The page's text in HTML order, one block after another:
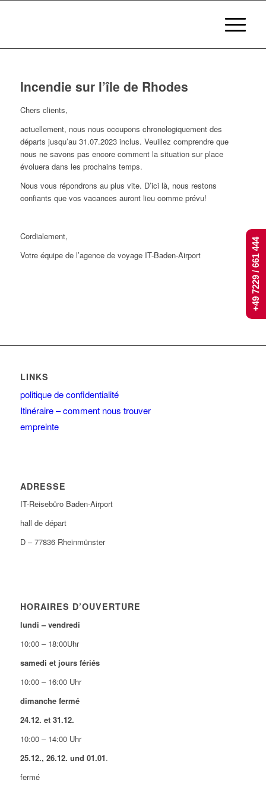
Incendie sur l’île de Rhodes
Chers clients,
actuellement, nous nous occupons chronologiquement des
départs jusqu’au 31.07.2023 inclus. Veuillez comprendre que
nous ne savons pas encore comment la situation sur place
évoluera dans les prochains temps.
Nous vous répondrons au plus vite. D’ici là, nous restons
confiants que vos vacances auront lieu comme prévu!
Cordialement,
Votre équipe de l’agence de voyage IT-Baden-Airport
LINKS
politique de confidentialité
Itinéraire – comment nous trouver
empreinte
ADRESSE
IT-Reisebüro Baden-Airport
hall de départ
D – 77836 Rheinmünster
HORAIRES D’OUVERTURE
lundi – vendredi
10:00 – 18:00Uhr
samedi et jours fériés
10:00 – 16:00 Uhr
dimanche fermé
24.12. et 31.12.
10:00 – 14:00 Uhr
25.12., 26.12. und 01.01.
fermé
+49 7229 / 661 444